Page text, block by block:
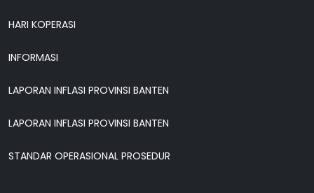
HARI KOPERASI
INFORMASI
LAPORAN INFLASI PROVINSI BANTEN
LAPORAN INFLASI PROVINSI BANTEN
STANDAR OPERASIONAL PROSEDUR